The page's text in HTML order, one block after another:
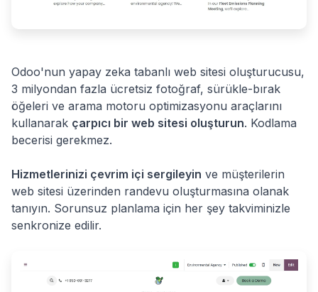
Odoo'nun yapay zeka tabanlı web sitesi oluşturucusu,
3 milyondan fazla ücretsiz fotoğraf, sürükle-bırak
öğeleri ve arama motoru optimizasyonu araçlarını
kullanarak çarpıcı bir web sitesi oluşturun. Kodlama
becerisi gerekmez.
Hizmetlerinizi çevrim içi sergileyin ve müşterilerin
web sitesi üzerinden randevu oluşturmasına olanak
tanıyın. Sorunsuz planlama için her şey takviminizle
senkronize edilir.